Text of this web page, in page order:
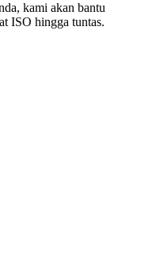
kami akan bantu
ISO hingga tuntas.